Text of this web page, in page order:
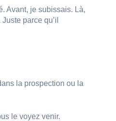
Avant, je subissais. Là,
parce qu’il
la prospection ou la
le voyez venir.